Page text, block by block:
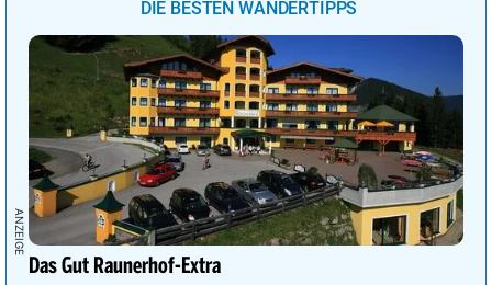
DIE BESTEN WANDERTIPPS
Das Gut Raunerhof-Extra